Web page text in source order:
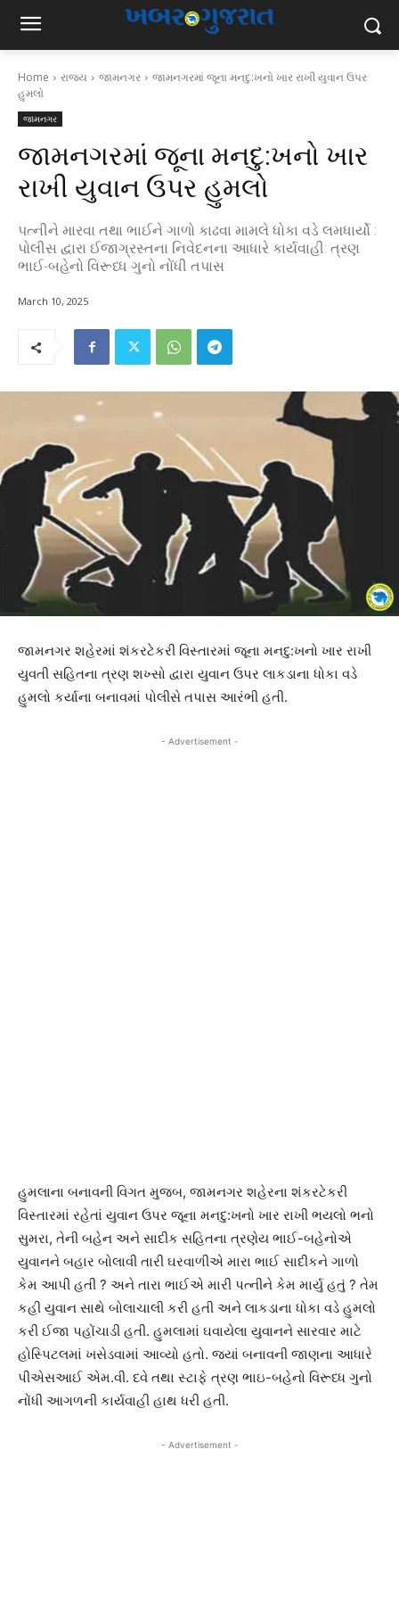
Home રાજ્ય જામનગર
જામનગરમાં જૂના મનદુ:ખનો ખાર રાખી યુવાન ઉપર
હુમલો
જામનગર
જામનગરમાં જૂના મનદુ:ખનો ખાર
રાખી યુવાન ઉપર હુમલો
પત્નીને મારવા તથા ભાઈને ગાળો કાઢવા મામલે ધોકા વડે લમધાર્યો :
પોલીસ દ્વારા ઈજાગ્રસ્તના નિવેદનના આધારે કાર્યવાહી: ત્રણ
ભાઈ-બહેનો વિરૂધ્ધ ગુનો નોંધી તપાસ
March 10, 2025
જામનગર શહેરમાં શંકરટેકરી વિસ્તારમાં જૂના મનદુ:ખનો ખાર રાખી
યુવતી સહિતના ત્રણ શખ્સો દ્વારા યુવાન ઉપર લાકડાના ધોકા વડે
હુમલો કર્યાના બનાવમાં પોલીસે તપાસ આરંભી હતી.
- Advertisement -
હુમલાના બનાવની વિગત મુજબ, જામનગર શહેરના શંકરટેકરી
વિસ્તારમાં રહેતાં યુવાન ઉપર જૂના મનદુ:ખનો ખાર રાખી ભયલો ભનો
સુમરા, તેની બહેન અને સાદીક સહિતના ત્રણેય ભાઈ-બહેનોએ
યુવાનને બહાર બોલાવી તારી ઘરવાળીએ મારા ભાઈ સાદીકને ગાળો
કેમ આપી હતી ? અને તારા ભાઈએ મારી પત્નીને કેમ માર્યુ હતું ? તેમ
કહી યુવાન સાથે બોલાચાલી કરી હતી અને લાકડાના ધોકા વડે હુમલો
કરી ઈજા પહોંચાડી હતી. હુમલામાં ઘવાયેલા યુવાનને સારવાર માટે
હોસ્પિટલમાં ખસેડવામાં આવ્યો હતો. જ્યાં બનાવની જાણના આધારે
પીએસઆઈ એમ.વી. દવે તથા સ્ટાફે ત્રણ ભાઇ-બહેનો વિરૂધ્ધ ગુનો
નોંધી આગળની કાર્યવાહી હાથ ધરી હતી.
- Advertisement -